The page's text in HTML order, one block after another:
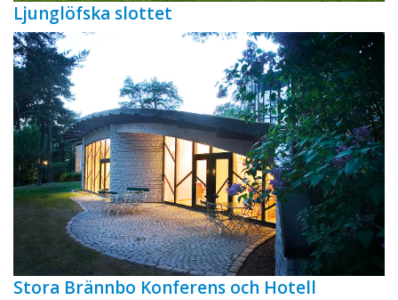
Ljunglöfska slottet
Stora Brännbo Konferens och Hotell